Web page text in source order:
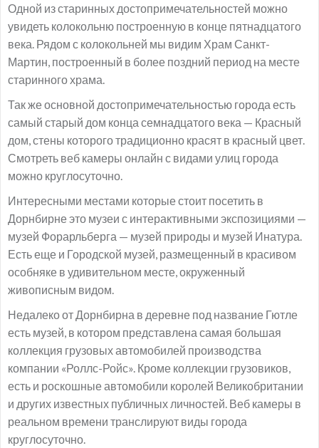
Одной из старинных достопримечательностей можно
увидеть колокольню построенную в конце пятнадцатого
века. Рядом с колокольней мы видим Храм Санкт-
Мартин, построенный в более поздний период на месте
старинного храма.
Так же основной достопримечательностью города есть
самый старый дом конца семнадцатого века — Красный
дом, стены которого традиционно красят в красный цвет.
Смотреть веб камеры онлайн с видами улиц города
можно круглосуточно.
Интересными местами которые стоит посетить в
Дорнбирне это музеи с интерактивными экспозициями —
музей Форарльберга — музей природы и музей Инатура.
Есть еще и Городской музей, размещенный в красивом
особняке в удивительном месте, окруженный
живописным видом.
Недалеко от Дорнбирна в деревне под название Гютле
есть музей, в котором представлена самая большая
коллекция грузовых автомобилей производства
компании «Роллс-Ройс». Кроме коллекции грузовиков,
есть и роскошные автомобили королей Великобритании
и других известных публичных личностей. Веб камеры в
реальном времени транслируют виды города
круглосуточно.